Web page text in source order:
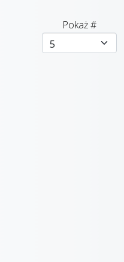
Pokaż #